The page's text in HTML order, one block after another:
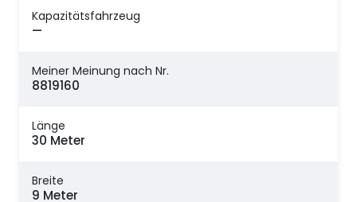
Kapazitätsfahrzeug
—
Meiner Meinung nach Nr.
8819160
Länge
30 Meter
Breite
9 Meter